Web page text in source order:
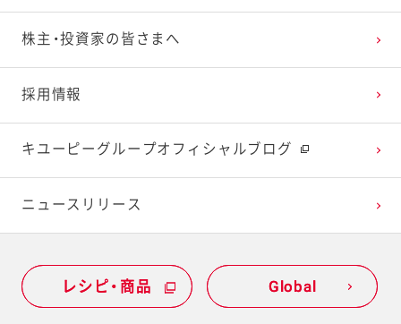
株主・投資家の皆さまへ
採用情報
キユーピーグループオフィシャルブログ
ニュースリリース
レシピ・商品 Global
レシピ・商品 Global